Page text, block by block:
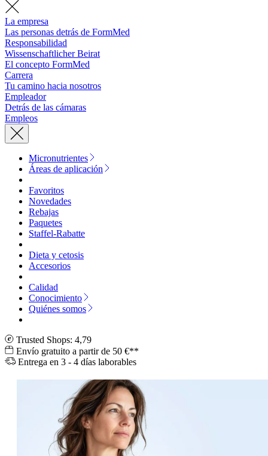
La empresa
Las personas detrás de FormMed
Responsabilidad
Wissenschaftlicher Beirat
El concepto FormMed
Carrera
Tu camino hacia nosotros
Empleador
Detrás de las cámaras
Empleos
Micronutrientes
Áreas de aplicación
Favoritos
Novedades
Rebajas
Paquetes
Staffel-Rabatte
Dieta y cetosis
Accesorios
Calidad
Conocimiento
Quiénes somos
Trusted Shops: 4,79
Envío gratuito a partir de 50 €**
Entrega en 3 - 4 días laborables